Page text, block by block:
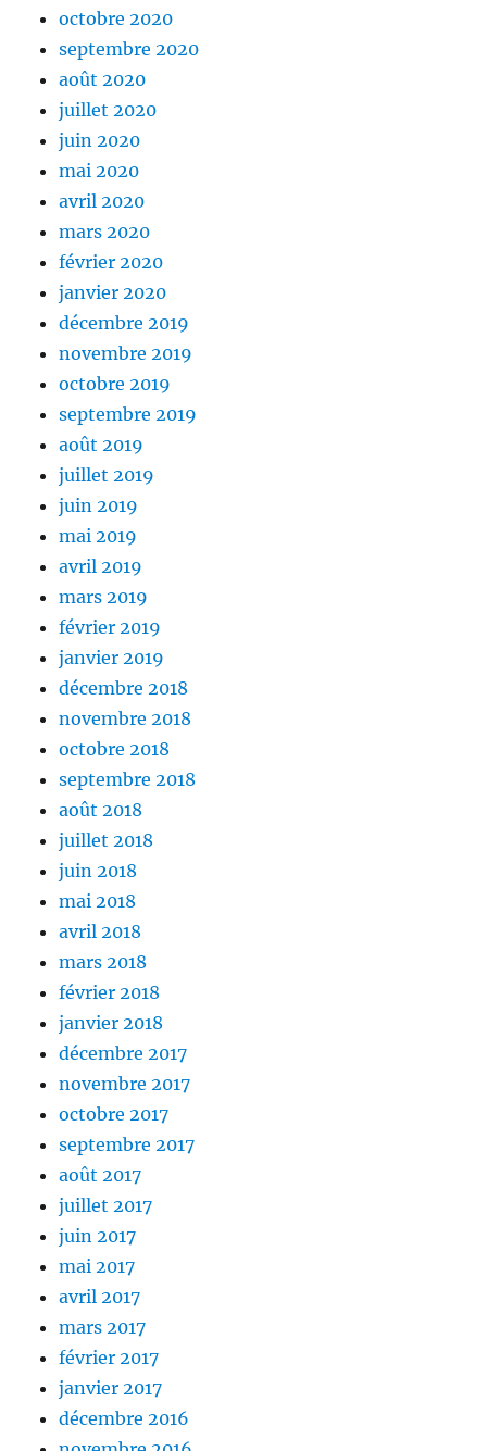
octobre 2020
septembre 2020
août 2020
juillet 2020
juin 2020
mai 2020
avril 2020
mars 2020
février 2020
janvier 2020
décembre 2019
novembre 2019
octobre 2019
septembre 2019
août 2019
juillet 2019
juin 2019
mai 2019
avril 2019
mars 2019
février 2019
janvier 2019
décembre 2018
novembre 2018
octobre 2018
septembre 2018
août 2018
juillet 2018
juin 2018
mai 2018
avril 2018
mars 2018
février 2018
janvier 2018
décembre 2017
novembre 2017
octobre 2017
septembre 2017
août 2017
juillet 2017
juin 2017
mai 2017
avril 2017
mars 2017
février 2017
janvier 2017
décembre 2016